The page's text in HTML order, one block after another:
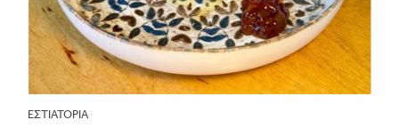
ΕΣΤΙΑΤΌΡΙΑ